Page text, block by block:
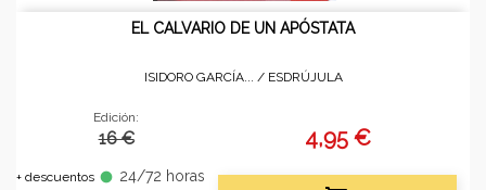
EL CALVARIO DE UN APÓSTATA
ISIDORO GARCÍA... / ESDRÚJULA
Edición:
16 €
+ descuentos fiber_manual_record 24/72 horas
4,95 €